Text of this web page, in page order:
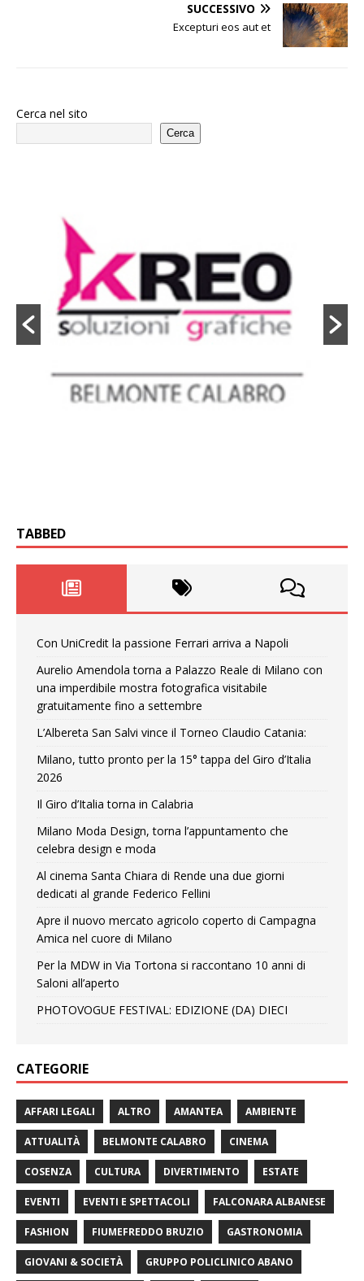
SUCCESSIVO
Excepturi eos aut et
Cerca nel sito
Cerca
TABBED
Con UniCredit la passione Ferrari arriva a Napoli
Aurelio Amendola torna a Palazzo Reale di Milano con
una imperdibile mostra fotografica visitabile
gratuitamente fino a settembre
L’Albereta San Salvi vince il Torneo Claudio Catania:
Milano, tutto pronto per la 15° tappa del Giro d’Italia
2026
Il Giro d’Italia torna in Calabria
Milano Moda Design, torna l’appuntamento che
celebra design e moda
Al cinema Santa Chiara di Rende una due giorni
dedicati al grande Federico Fellini
Apre il nuovo mercato agricolo coperto di Campagna
Amica nel cuore di Milano
Per la MDW in Via Tortona si raccontano 10 anni di
Saloni all’aperto
PHOTOVOGUE FESTIVAL: EDIZIONE (DA) DIECI
CATEGORIE
AFFARI LEGALI ALTRO AMANTEA AMBIENTE
ATTUALITÀ BELMONTE CALABRO CINEMA
COSENZA CULTURA DIVERTIMENTO ESTATE
EVENTI EVENTI E SPETTACOLI FALCONARA ALBANESE
FASHION FIUMEFREDDO BRUZIO GASTRONOMIA
GIOVANI & SOCIETÀ GRUPPO POLICLINICO ABANO